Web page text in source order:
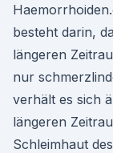
besteht darin,
längeren
nur
verhält es sich
längeren
Schleimhaut